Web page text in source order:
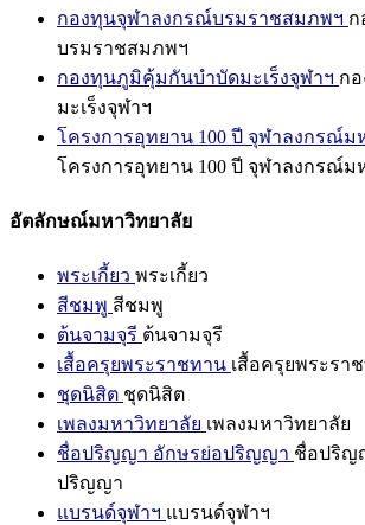
กองทุนจุฬาลงกรณ์บรมราชสมภพฯ ก
บรมราชสมภพฯ
กองทุนภูมิคุ้มกันบำบัดมะเร็งจุฬาฯ ก
มะเร็งจุฬาฯ
โครงการอุทยาน 100 ปี จุฬาลงกรณ์ม
โครงการอุทยาน 100 ปี จุฬาลงกรณ์ม
อัตลักษณ์มหาวิทยาลัย
พระเกี้ยว พระเกี้ยว
สีชมพู สีชมพู
ต้นจามจุรี ต้นจามจุรี
เสื้อครุยพระราชทาน เสื้อครุยพระรา
ชุดนิสิต ชุดนิสิต
เพลงมหาวิทยาลัย เพลงมหาวิทยาลัย
ชื่อปริญญา อักษรย่อปริญญา ชื่อปริญ
ปริญญา
แบรนด์จุฬาฯ แบรนด์จุฬาฯ